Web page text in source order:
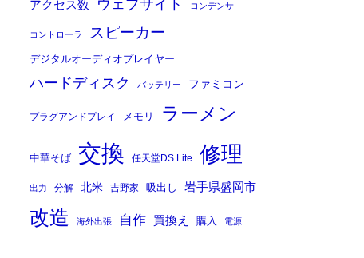
アクセス数 ウェブサイト コンデンサ
コントローラ スピーカー
デジタルオーディオプレイヤー
ハードディスク バッテリー ファミコン
プラグアンドプレイ メモリ ラーメン
中華そば 交換 任天堂DS Lite 修理
出力 分解 北米 吉野家 吸出し 岩手県盛岡市
改造 海外出張 自作 買換え 購入 電源